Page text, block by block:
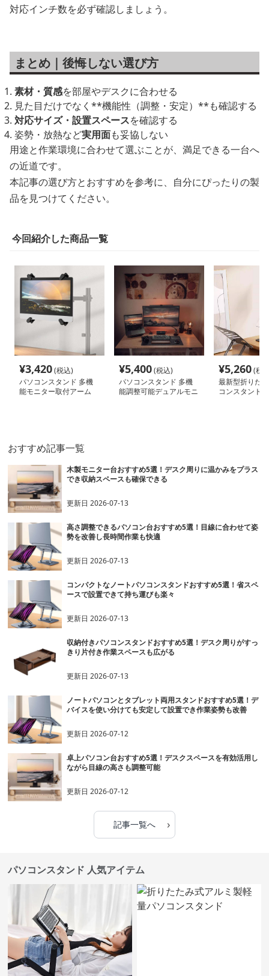
対応インチ数を必ず確認しましょう。
まとめ｜後悔しない選び方
素材・質感を部屋やデスクに合わせる
見た目だけでなく**機能性（調整・安定）**も確認する
対応サイズ・設置スペースを確認する
姿勢・放熱など実用面も妥協しない
用途と作業環境に合わせて選ぶことが、満足できる一台へ
の近道です。
本記事の選び方とおすすめを参考に、自分にぴったりの製
品を見つけてください。
今回紹介した商品一覧
¥3,420(税込)
パソコンスタンド 多機
能モニター取付アーム
¥5,400(税込)
パソコンスタンド 多機
能調整可能デュアルモニ
¥5,260(税
最新型折りた
コンスタンド
おすすめ記事一覧
木製モニター台おすすめ5選！デスク周りに温かみをプラス
でき収納スペースも確保できる
更新日2026-07-13
高さ調整できるパソコン台おすすめ5選！目線に合わせて姿
勢を改善し長時間作業も快適
更新日2026-07-13
コンパクトなノートパソコンスタンドおすすめ5選！省スペ
ースで設置できて持ち運びも楽々
更新日2026-07-13
収納付きパソコンスタンドおすすめ5選！デスク周りがすっ
きり片付き作業スペースも広がる
更新日2026-07-13
ノートパソコンとタブレット両用スタンドおすすめ5選！デ
バイスを使い分けても安定して設置でき作業姿勢も改善
更新日2026-07-12
卓上パソコン台おすすめ5選！デスクスペースを有効活用し
ながら目線の高さも調整可能
更新日2026-07-12
記事一覧へ ›
パソコンスタンド 人気アイテム